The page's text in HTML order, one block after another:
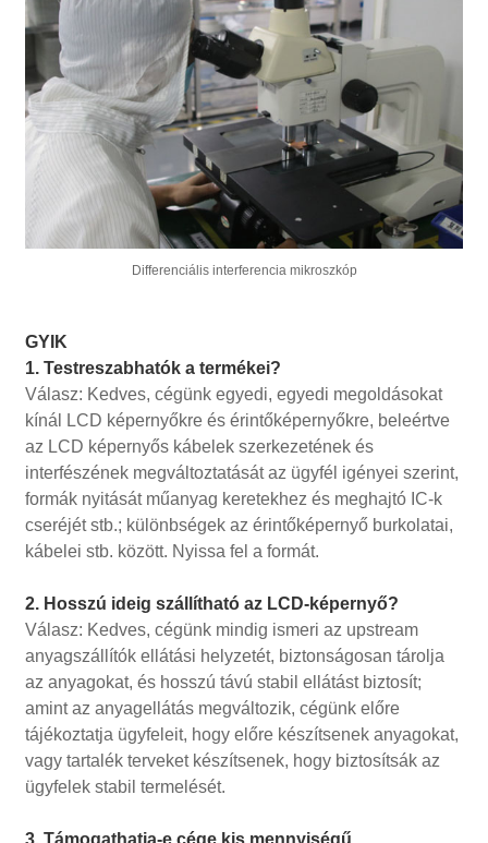
Differenciális interferencia mikroszkóp
GYIK
1. Testreszabhatók a termékei?
Válasz: Kedves, cégünk egyedi, egyedi megoldásokat
kínál LCD képernyőkre és érintőképernyőkre, beleértve
az LCD képernyős kábelek szerkezetének és
interfészének megváltoztatását az ügyfél igényei szerint,
formák nyitását műanyag keretekhez és meghajtó IC-k
cseréjét stb.; különbségek az érintőképernyő burkolatai,
kábelei stb. között. Nyissa fel a formát.
2. Hosszú ideig szállítható az LCD-képernyő?
Válasz: Kedves, cégünk mindig ismeri az upstream
anyagszállítók ellátási helyzetét, biztonságosan tárolja
az anyagokat, és hosszú távú stabil ellátást biztosít;
amint az anyagellátás megváltozik, cégünk előre
tájékoztatja ügyfeleit, hogy előre készítsenek anyagokat,
vagy tartalék terveket készítsenek, hogy biztosítsák az
ügyfelek stabil termelését.
3. Támogathatja-e cége kis mennyiségű